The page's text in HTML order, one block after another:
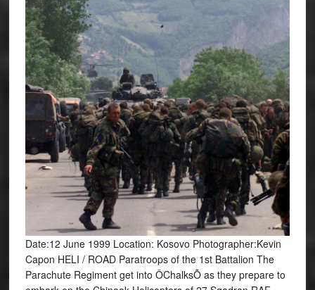
Date:12 June 1999 Location: Kosovo Photographer:Kevin
Capon HELI / ROAD Paratroops of the 1st Battalion The
Parachute Regiment get into ÔChalksÕ as they prepare to